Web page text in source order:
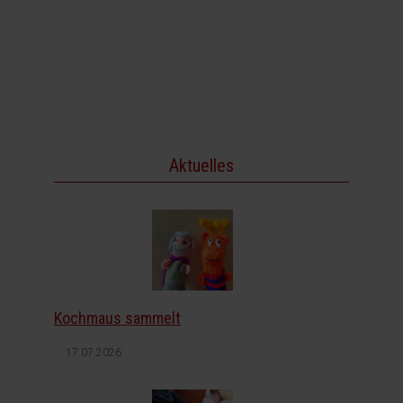
Aktuelles
Kochmaus sammelt
17.07.2026